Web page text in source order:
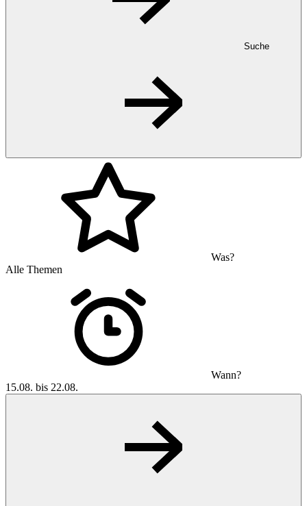
Suche
Was?
Alle Themen
Wann?
15.08. bis 22.08.